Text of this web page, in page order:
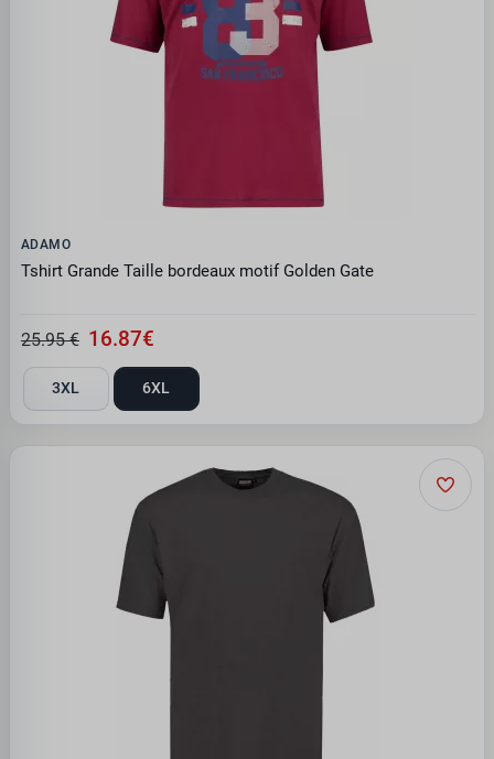
ADAMO
Tshirt Grande Taille bordeaux motif Golden Gate
25.95 € 16.87€
3XL 6XL